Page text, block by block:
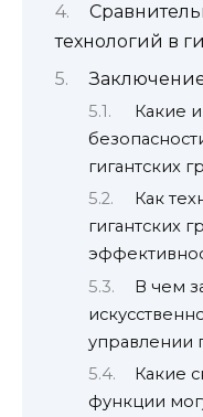
технологий в
Какие
гигантских
Как
гигантских
В чем
управлении
Какие
функции